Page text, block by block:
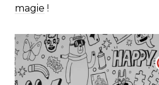
magie !